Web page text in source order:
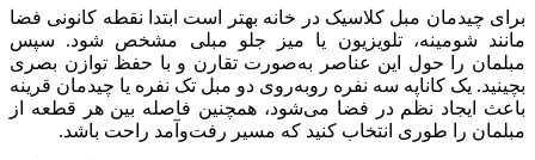
برای چیدمان مبل کلاسیک در خانه بهتر است ابتدا نقطه کانونی فضا
مانند شومینه، تلویزیون یا میز جلو مبلی مشخص شود. سپس
مبلمان را حول این عناصر به‌صورت تقارن و با حفظ توازن بصری
بچینید. یک کاناپه سه نفره روبه‌روی دو مبل تک نفره یا چیدمان قرینه
باعث ایجاد نظم در فضا می‌شود، همچنین فاصله بین هر قطعه از
مبلمان را طوری انتخاب کنید که مسیر رفت‌وآمد راحت باشد.